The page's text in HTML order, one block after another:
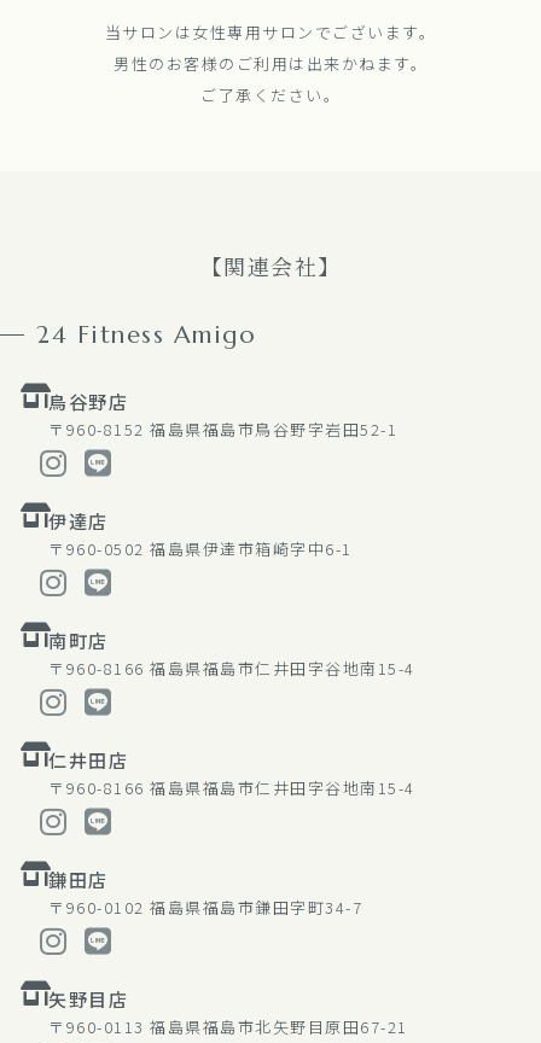
当サロンは女性専用サロンでございます。
男性のお客様のご利用は出来かねます。
ご了承ください。
【関連会社】
24 Fitness Amigo
鳥谷野店
〒960-8152 福島県福島市鳥谷野字岩田52-1
伊達店
〒960-0502 福島県伊達市箱崎字中6-1
南町店
〒960-8166 福島県福島市仁井田字谷地南15-4
仁井田店
〒960-8166 福島県福島市仁井田字谷地南15-4
鎌田店
〒960-0102 福島県福島市鎌田字町34-7
矢野目店
〒960-0113 福島県福島市北矢野目原田67-21